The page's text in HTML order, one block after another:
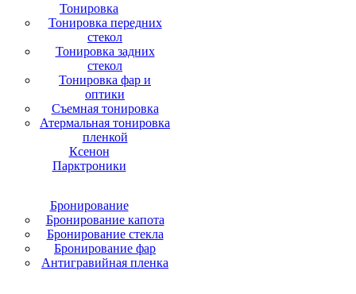
Тонировка
Тонировка передних
стекол
Тонировка задних
стекол
Тонировка фар и
оптики
Съемная тонировка
Атермальная тонировка
пленкой
Ксенон
Парктроники
Бронирование
Бронирование капота
Бронирование стекла
Бронирование фар
Антигравийная пленка